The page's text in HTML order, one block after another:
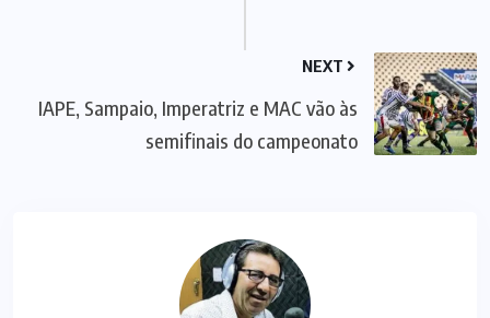
NEXT
IAPE, Sampaio, Imperatriz e MAC vão às
semifinais do campeonato